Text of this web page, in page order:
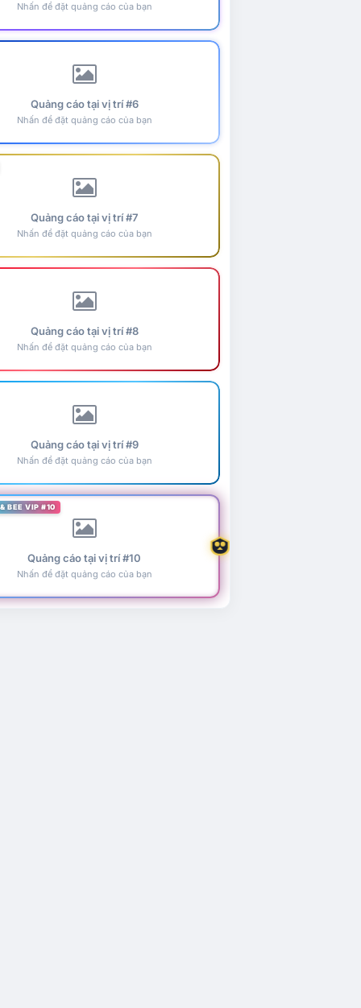
Nhấn để đặt quảng cáo của bạn
Quảng cáo tại vị trí #6
Nhấn để đặt quảng cáo của bạn
Quảng cáo tại vị trí #7
Nhấn để đặt quảng cáo của bạn
Quảng cáo tại vị trí #8
Nhấn để đặt quảng cáo của bạn
Quảng cáo tại vị trí #9
Nhấn để đặt quảng cáo của bạn
BEE VIP #10
Quảng cáo tại vị trí #10
Nhấn để đặt quảng cáo của bạn